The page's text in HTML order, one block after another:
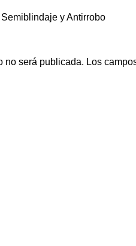
y Antirrobo
no será publicada. Los